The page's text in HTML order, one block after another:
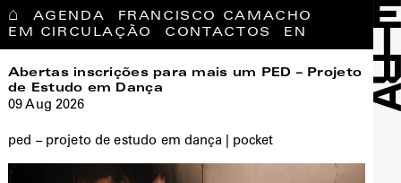
⌂ AGENDA
FRANCISCO CAMACHO
EM CIRCULAÇÃO
CONTACTOS EN
Abertas inscrições para mais um PED – Projeto
de Estudo em Dança
09 Aug 2026
ped – projeto de estudo em dança | pocket